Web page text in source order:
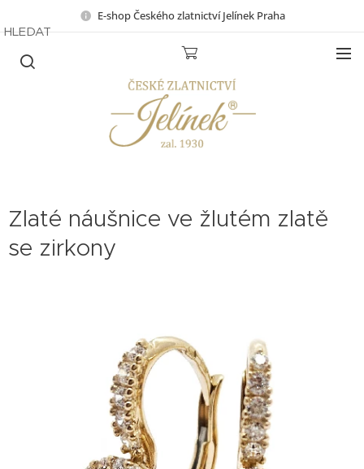
E-shop Českého zlatnictví Jelínek Praha
HLEDAT
Zlaté náušnice ve žlutém zlatě
se zirkony